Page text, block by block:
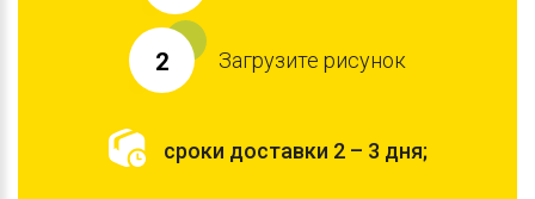
2 Загрузите рисунок
сроки доставки 2 – 3 дня;